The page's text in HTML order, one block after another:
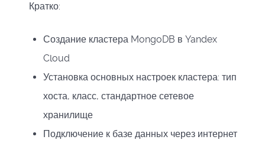
Кратко:
Создание кластера MongoDB в Yandex
Cloud
Установка основных настроек кластера: тип
хоста, класс, стандартное сетевое
хранилище
Подключение к базе данных через интернет